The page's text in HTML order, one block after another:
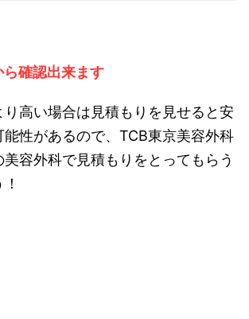
確認出来ます
高い場合は見積もりを見せると安
能性があるので、TCB東京美容外科
容外科で見積もりをとってもらう